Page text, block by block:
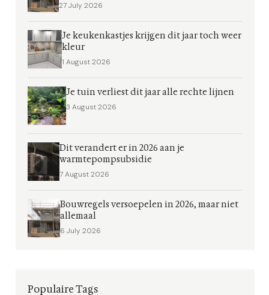
27 July 2026
Je keukenkastjes krijgen dit jaar toch weer
kleur
1 August 2026
Je tuin verliest dit jaar alle rechte lijnen
3 August 2026
Dit verandert er in 2026 aan je
warmtepompsubsidie
7 August 2026
Bouwregels versoepelen in 2026, maar niet
allemaal
6 July 2026
Populaire Tags